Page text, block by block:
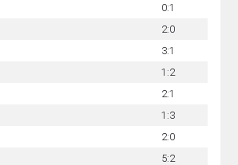
0:1
2:0
3:1
1:2
2:1
1:3
2:0
5:2